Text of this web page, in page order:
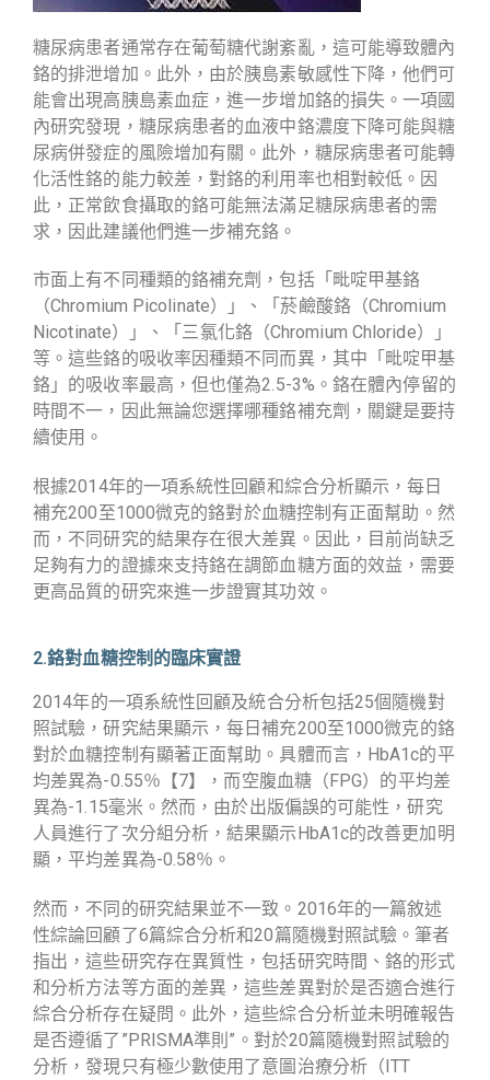
糖尿病患者通常存在葡萄糖代謝紊亂，這可能導致體內
鉻的排泄增加。此外，由於胰島素敏感性下降，他們可
能會出現高胰島素血症，進一步增加鉻的損失。一項國
內研究發現，糖尿病患者的血液中鉻濃度下降可能與糖
尿病併發症的風險增加有關。此外，糖尿病患者可能轉
化活性鉻的能力較差，對鉻的利用率也相對較低。因
此，正常飲食攝取的鉻可能無法滿足糖尿病患者的需
求，因此建議他們進一步補充鉻。
市面上有不同種類的鉻補充劑，包括「毗啶甲基鉻
（Chromium Picolinate）」、「菸鹼酸鉻（Chromium
Nicotinate）」、「三氯化鉻（Chromium Chloride）」
等。這些鉻的吸收率因種類不同而異，其中「毗啶甲基
鉻」的吸收率最高，但也僅為2.5-3%。鉻在體內停留的
時間不一，因此無論您選擇哪種鉻補充劑，關鍵是要持
續使用。
根據2014年的一項系統性回顧和綜合分析顯示，每日
補充200至1000微克的鉻對於血糖控制有正面幫助。然
而，不同研究的結果存在很大差異。因此，目前尚缺乏
足夠有力的證據來支持鉻在調節血糖方面的效益，需要
更高品質的研究來進一步證實其功效。
2.鉻對血糖控制的臨床實證
2014年的一項系統性回顧及統合分析包括25個隨機對
照試驗，研究結果顯示，每日補充200至1000微克的鉻
對於血糖控制有顯著正面幫助。具體而言，HbA1c的平
均差異為-0.55％ 【7】
，而空腹血糖（FPG）的平均差
異為-1.15毫米。然而，由於出版偏誤的可能性，研究
人員進行了次分組分析，結果顯示HbA1c的改善更加明
顯，平均差異為-0.58％。
然而，不同的研究結果並不一致。2016年的一篇敘述
性綜論回顧了6篇綜合分析和20篇隨機對照試驗。筆者
指出，這些研究存在異質性，包括研究時間、鉻的形式
和分析方法等方面的差異，這些差異對於是否適合進行
綜合分析存在疑問。此外，這些綜合分析並未明確報告
是否遵循了”PRISMA準則”。對於20篇隨機對照試驗的
分析，發現只有極少數使用了意圖治療分析（ITT